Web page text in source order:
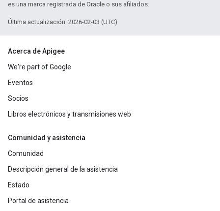
es una marca registrada de Oracle o sus afiliados.
Última actualización: 2026-02-03 (UTC)
Acerca de Apigee
We're part of Google
Eventos
Socios
Libros electrónicos y transmisiones web
Comunidad y asistencia
Comunidad
Descripción general de la asistencia
Estado
Portal de asistencia